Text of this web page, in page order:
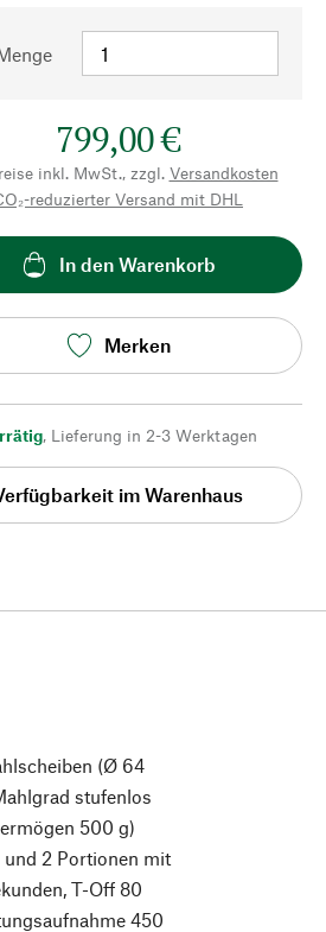
799,00 €
inkl. MwSt., zzgl. Versandkosten
reduzierter Versand mit DHL
In den Warenkorb
Merken
, Lieferung in 2-3 Werktagen
im Warenhaus
(Ø 64
stufenlos
500 g)
2 Portionen mit
T-Off 80
450